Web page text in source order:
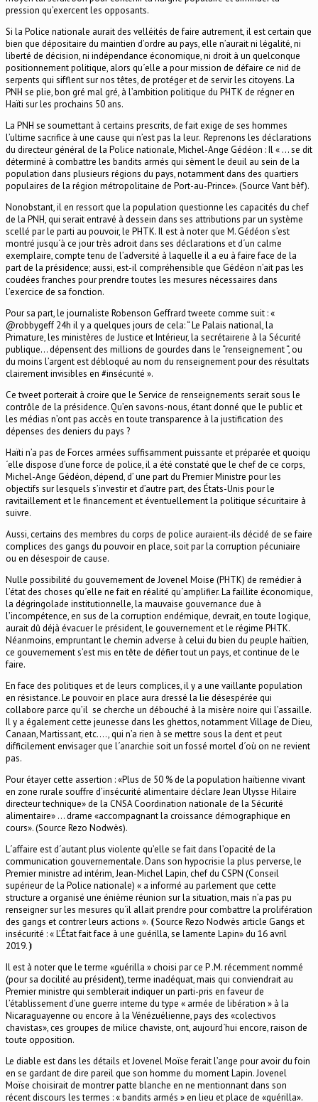
pression qu’exercent les opposants.
Si la Police nationale aurait des velléités de faire autrement, il est certain que
bien que dépositaire du maintien d’ordre au pays, elle n’aurait ni légalité, ni
liberté de décision, ni indépendance économique, ni droit à un quelconque
positionnement politique, alors qu´elle a pour mission de défaire ce nid de
serpents qui sifflent sur nos têtes, de protéger et de servir les citoyens. La
PNH se plie, bon gré mal gré, à l’ambition politique du PHTK de régner en
Haïti sur les prochains 50 ans.
La PNH se soumettant à certains prescrits, de fait exige de ses hommes
l’ultime sacrifice à une cause qui n’est pas la leur. Reprenons les déclarations
du directeur général de la Police nationale, Michel-Ange Gédéon : Il « … se dit
déterminé à combattre les bandits armés qui sèment le deuil au sein de la
population dans plusieurs régions du pays, notamment dans des quartiers
populaires de la région métropolitaine de Port-au-Prince». (Source Vant bèf).
Nonobstant, il en ressort que la population questionne les capacités du chef
de la PNH, qui serait entravé à dessein dans ses attributions par un système
scellé par le parti au pouvoir, le PHTK. Il est à noter que M. Gédéon s’est
montré jusqu´à ce jour très adroit dans ses déclarations et d´un calme
exemplaire, compte tenu de l’adversité à laquelle il a eu à faire face de la
part de la présidence; aussi, est-il compréhensible que Gédéon n’ait pas les
coudées franches pour prendre toutes les mesures nécessaires dans
l’exercice de sa fonction.
Pour sa part, le journaliste Robenson Geffrard tweete comme suit : «
@robbygeff 24h il y a quelques jours de cela: “ Le Palais national, la
Primature, les ministères de Justice et Intérieur, la secrétairerie à la Sécurité
publique… dépensent des millions de gourdes dans le “renseignement “, ou
du moins l’argent est débloqué au nom du renseignement pour des résultats
clairement invisibles en #insécurité ».
Ce tweet porterait à croire que le Service de renseignements serait sous le
contrôle de la présidence. Qu’en savons-nous, étant donné que le public et
les médias n’ont pas accès en toute transparence à la justification des
dépenses des deniers du pays ?
Haïti n’a pas de Forces armées suffisamment puissante et préparée et quoiqu
´elle dispose d’une force de police, il a été constaté que le chef de ce corps,
Michel-Ange Gédéon, dépend, d’ une part du Premier Ministre pour les
objectifs sur lesquels s’investir et d’autre part, des États-Unis pour le
ravitaillement et le financement et éventuellement la politique sécuritaire à
suivre.
Aussi, certains des membres du corps de police auraient-ils décidé de se faire
complices des gangs du pouvoir en place, soit par la corruption pécuniaire
ou en désespoir de cause.
Nulle possibilité du gouvernement de Jovenel Moise (PHTK) de remédier à
l’état des choses qu´elle ne fait en réalité qu´amplifier. La faillite économique,
la dégringolade institutionnelle, la mauvaise gouvernance due à
l’incompétence, en sus de la corruption endémique, devrait, en toute logique,
aurait dû déjà évacuer le président, le gouvernement et le régime PHTK.
Néanmoins, empruntant le chemin adverse à celui du bien du peuple haïtien,
ce gouvernement s’est mis en tête de défier tout un pays, et continue de le
faire.
En face des politiques et de leurs complices, il y a une vaillante population
en résistance. Le pouvoir en place aura dressé la lie désespérée qui
collabore parce qu’il se cherche un débouché à la misère noire qui l’assaille.
Il y a également cette jeunesse dans les ghettos, notamment Village de Dieu,
Canaan, Martissant, etc.…, qui n’a rien à se mettre sous la dent et peut
difficilement envisager que l´anarchie soit un fossé mortel d´où on ne revient
pas.
Pour étayer cette assertion : «Plus de 50 % de la population haïtienne vivant
en zone rurale souffre d’insécurité alimentaire déclare Jean Ulysse Hilaire
directeur technique» de la CNSA Coordination nationale de la Sécurité
alimentaire» … drame «accompagnant la croissance démographique en
cours». (Source Rezo Nodwès).
L´affaire est d´autant plus violente qu’elle se fait dans l’opacité de la
communication gouvernementale. Dans son hypocrisie la plus perverse, le
Premier ministre ad intérim, Jean-Michel Lapin, chef du CSPN (Conseil
supérieur de la Police nationale) « a informé au parlement que cette
structure a organisé une énième réunion sur la situation, mais n’a pas pu
renseigner sur les mesures qu´il allait prendre pour combattre la prolifération
des gangs et contrer leurs actions ». ⦗Source Rezo Nodwès article Gangs et
insécurité : « L’État fait face à une guérilla, se lamente Lapin» du 16 avril
2019.⦘
Il est à noter que le terme «guérilla » choisi par ce P .M. récemment nommé
(pour sa docilité au président), terme inadéquat, mais qui conviendrait au
Premier ministre qui semblerait indiquer un parti-pris en faveur de
l’établissement d’une guerre interne du type « armée de libération » à la
Nicaraguayenne ou encore à la Vénézuélienne, pays des «colectivos
chavistas», ces groupes de milice chaviste, ont, aujourd´hui encore, raison de
toute opposition.
Le diable est dans les détails et Jovenel Moïse ferait l’ange pour avoir du foin
en se gardant de dire pareil que son homme du moment Lapin. Jovenel
Moïse choisirait de montrer patte blanche en ne mentionnant dans son
récent discours les termes : « bandits armés » en lieu et place de «guérilla».